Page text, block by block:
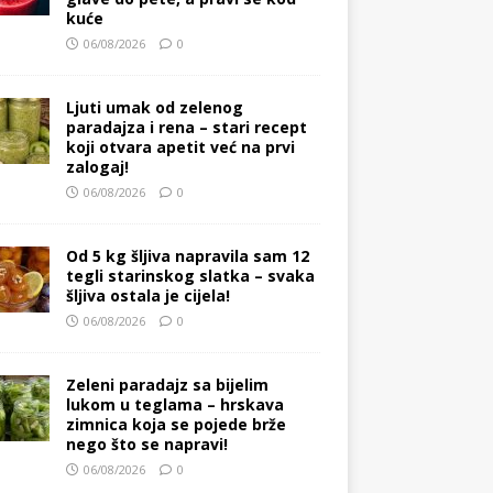
kuće
06/08/2026 0
Ljuti umak od zelenog
paradajza i rena – stari recept
koji otvara apetit već na prvi
zalogaj!
06/08/2026 0
Od 5 kg šljiva napravila sam 12
tegli starinskog slatka – svaka
šljiva ostala je cijela!
06/08/2026 0
Zeleni paradajz sa bijelim
lukom u teglama – hrskava
zimnica koja se pojede brže
nego što se napravi!
06/08/2026 0